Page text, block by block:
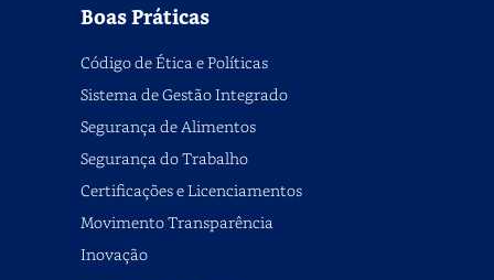
Boas Práticas
Código de Ética e Políticas
Sistema de Gestão Integrado
Segurança de Alimentos
Segurança do Trabalho
Certificações e Licenciamentos
Movimento Transparência
Inovação